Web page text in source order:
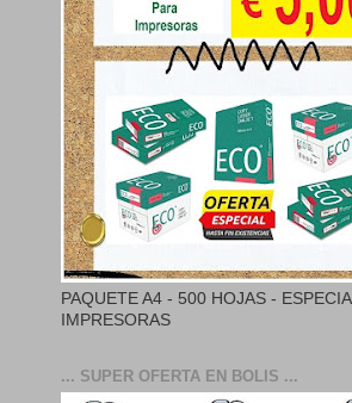
PAQUETE A4 - 500 HOJAS -
IMPRESORAS
... SUPER OFERTA EN BOLIS ...